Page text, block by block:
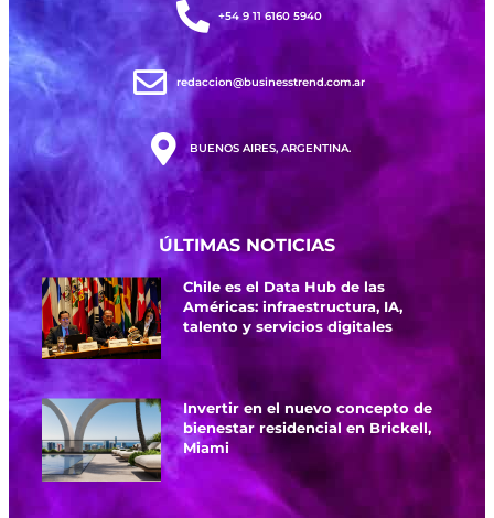
+54 9 11 6160 5940
redaccion@businesstrend.com.ar
BUENOS AIRES, ARGENTINA.
ÚLTIMAS NOTICIAS
Chile es el Data Hub de las
Américas: infraestructura, IA,
talento y servicios digitales
Invertir en el nuevo concepto de
bienestar residencial en Brickell,
Miami